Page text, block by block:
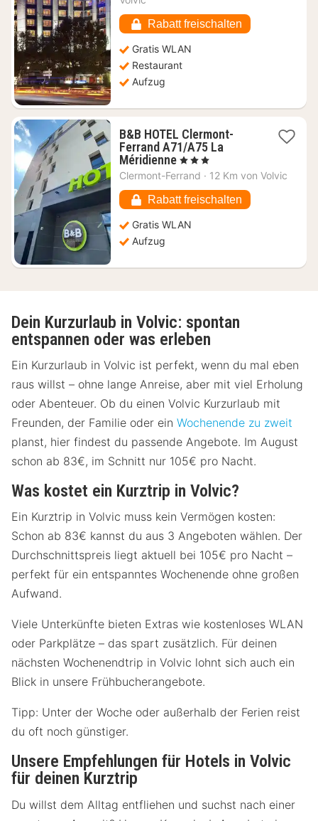
€
Rabatt freischalten
Gratis WLAN
Restaurant
Aufzug
B&B HOTEL Clermont-
Ferrand A71/A75 La
Méridienne1
Nacht
64,95
€
, 3 Sterne
Clermont-Ferrand · 12 Km von Volvic
Rabatt freischalten
Gratis WLAN
Aufzug
Dein Kurzurlaub in Volvic: spontan
entspannen oder was erleben
Ein Kurzurlaub in Volvic ist perfekt, wenn du mal eben
raus willst – ohne lange Anreise, aber mit viel Erholung
oder Abenteuer. Ob du einen Volvic Kurzurlaub mit
Freunden, der Familie oder ein Wochenende zu zweit
planst, hier findest du passende Angebote. Im August
schon ab 83€, im Schnitt nur 105€ pro Nacht.
Was kostet ein Kurztrip in Volvic?
Ein Kurztrip in Volvic muss kein Vermögen kosten:
Schon ab 83€ kannst du aus 3 Angeboten wählen. Der
Durchschnittspreis liegt aktuell bei 105€ pro Nacht –
perfekt für ein entspanntes Wochenende ohne großen
Aufwand.
Viele Unterkünfte bieten Extras wie kostenloses WLAN
oder Parkplätze – das spart zusätzlich. Für deinen
nächsten Wochenendtrip in Volvic lohnt sich auch ein
Blick in unsere Frühbucherangebote.
Tipp: Unter der Woche oder außerhalb der Ferien reist
du oft noch günstiger.
Unsere Empfehlungen für Hotels in Volvic
für deinen Kurztrip
Du willst dem Alltag entfliehen und suchst nach einer